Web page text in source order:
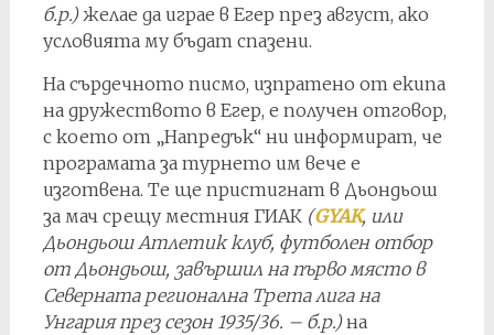
б.р.)желае да играе в Егер през август, ако
условията му бъдат спазени.
На сърдечното писмо, изпратено от екипа
на дружеството в Егер, е получен отговор,
с което от „Напредък“ ни информират, че
програмата за турнето им вече е
изготвена. Те ще пристигнат в Дьондьош
за мач срещу местния ГИАК (GYAK, или
Дьондьош Атлетик клуб, футболен отбор
от Дьондьош, завършил на първо място в
Северната регионална Трета лига на
Унгария през сезон 1935/36. – б.р.)на